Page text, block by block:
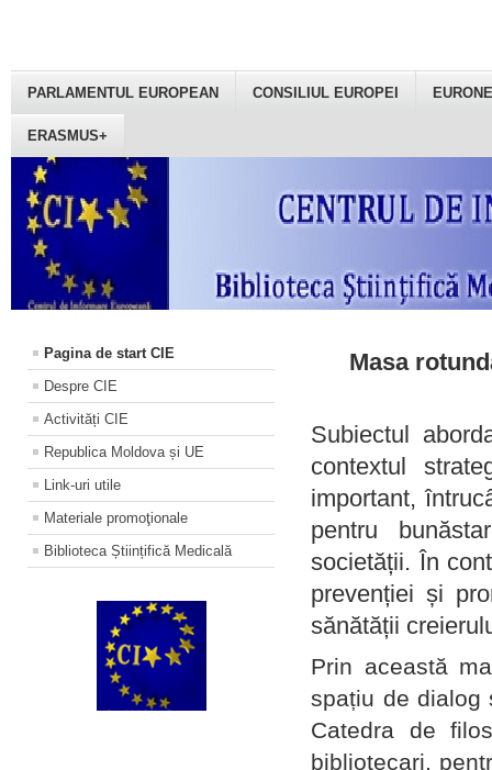
PARLAMENTUL EUROPEAN CONSILIUL EUROPEI
ERASMUS+
Pagina de start CIE
Despre CIE
Activități CIE
Republica Moldova și UE
Link-uri utile
Materiale promoţionale
Biblioteca Științifică Medicală
Masa
Subiectul
contextul
important,
pentru
societății. În
prevenției și
sănătății
Prin această
spațiu de dialog
Catedra de
bibliotecari,